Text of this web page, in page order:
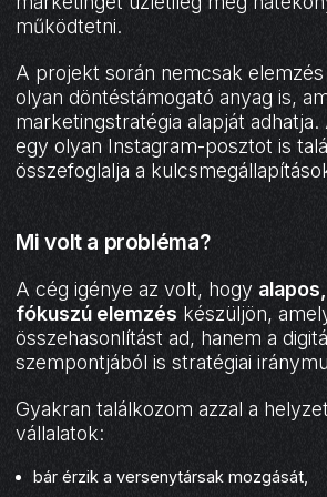
működtetni.
A projekt során nemcsak
olyan döntéstámogató anyag is,
marketingstratégia alapját
egy olyan Instagram-posztot is
összefoglalja a
Mi volt a probléma?
A cég igénye az volt, hogy
fókuszú elemzés készüljön,
összehasonlítást ad, hanem a
szempontjából is stratégiai
Gyakran találkozom azzal a
vállalatok:
bár érzik a versenytársak mozgását,